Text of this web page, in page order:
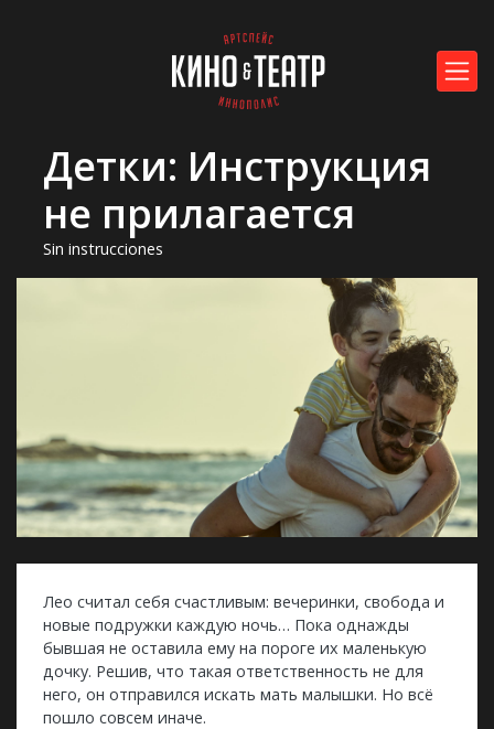
Детки: Инструкция
не прилагается
Sin instrucciones
Лео считал себя счастливым: вечеринки, свобода и
новые подружки каждую ночь… Пока однажды
бывшая не оставила ему на пороге их маленькую
дочку. Решив, что такая ответственность не для
него, он отправился искать мать малышки. Но всё
пошло совсем иначе.